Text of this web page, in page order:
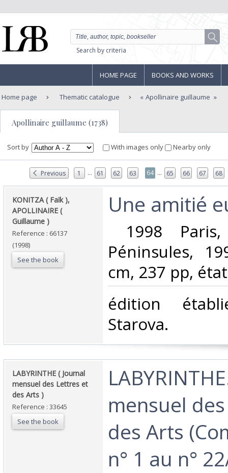
Search by criteria
HOME PAGE BOOKS AND WORKS
Home page Thematic catalogue Apollinaire guillaume
Apollinaire guillaume (1738)
Sort by With images only Nearby only
Previous 1 ... 61 62 63 64 ... 65 66 67 68
‎KONITZA ( Faïk ),
APOLLINAIRE (
Guillaume ) ‎
Reference : 66137
(1998)
See the book
‎Une amitié
1998
Péninsules,
cm, 237 pp,
‎édition
Starova. ‎
‎LABYRINTHE ( Journal
mensuel des Lettres et
des Arts )‎
Reference : 33645
See the book
mensuel
des Arts
n° 1 au n°